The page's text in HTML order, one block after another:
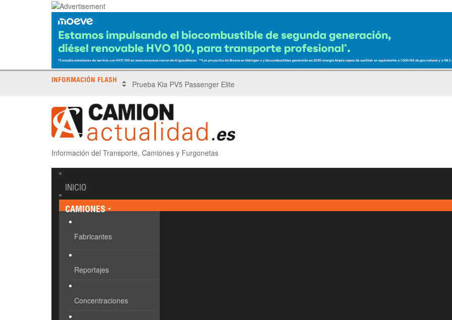
INFORMACIÓN FLASH X Tronada Almería | Encuentro del Pegaso Troner
Información del Transporte, Camiones y Furgonetas
INICIO
CAMIONES
Fabricantes
Reportajes
Concentraciones